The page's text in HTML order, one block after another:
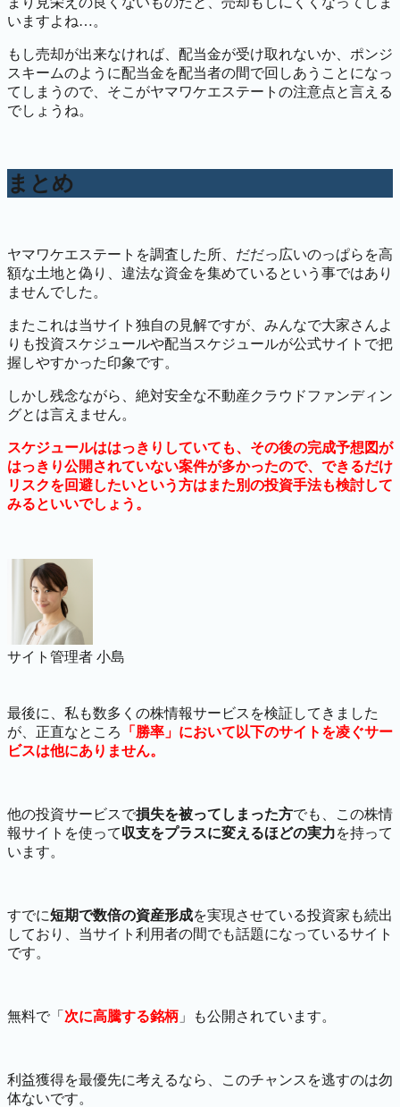
いますよね…。
もし売却が出来なければ、配当金が受け取れないか、ポンジ
スキームのように配当金を配当者の間で回しあうことになっ
てしまうので、そこがヤマワケエステートの注意点と言える
でしょうね。
まとめ
ヤマワケエステートを調査した所、だだっ広いのっぱらを高
額な土地と偽り、違法な資金を集めているという事ではあり
ませんでした。
またこれは当サイト独自の見解ですが、みんなで大家さんよ
りも投資スケジュールや配当スケジュールが公式サイトで把
握しやすかった印象です。
しかし残念ながら、絶対安全な不動産クラウドファンディン
グとは言えません。
スケジュールははっきりしていても、その後の完成予想図が
はっきり公開されていない案件が多かったので、できるだけ
リスクを回避したいという方はまた別の投資手法も検討して
みるといいでしょう。
サイト管理者 小島
最後に、私も数多くの株情報サービスを検証してきました
が、正直なところ
「勝率」において以下のサイトを凌ぐサー
ビスは他にありません。
他の投資サービスで損失を被ってしまった方でも、この株情
報サイトを使って収支をプラスに変えるほどの実力を持って
います。
すでに短期で数倍の資産形成を実現させている投資家も続出
しており、当サイト利用者の間でも話題になっているサイト
です。
無料で「 次に高騰する銘柄 」も公開されています。
利益獲得を最優先に考えるなら、このチャンスを逃すのは勿
体ないです。